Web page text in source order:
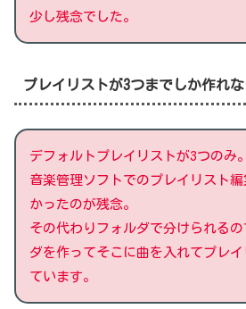
少し残念でした。
プレイリストが3つまでしか作れ
デフォルトプレイリストが3つのみ。
音楽管理ソフトでのプレイリスト編
かったのが残念。
その代わりフォルダで分けられる
ダを作ってそこに曲を入れてプレ
ています。